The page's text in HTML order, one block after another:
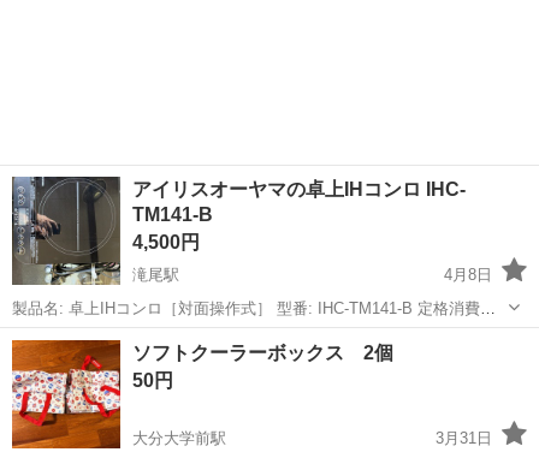
アイリスオーヤマの卓上IHコンロ IHC-
TM141-B
4,500円
滝尾駅
4月8日
製品名: 卓上IHコンロ［対面操作式］ 型番: IHC-TM141-B 定格消費電
力: 1400W 製造年: 2018年 対応電圧: 100V 動作確認済です 商品をご覧
になりたい方は曲のなんでもリサイクルにお越しください
大分 大分市 滝尾駅 キッチン家電 IHC
ソフトクーラーボックス 2個
50円
大分大学前駅
3月31日